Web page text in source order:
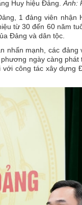
Huy hiệu Đảng.Ảnh:
1 đảng viên nhận
từ 30 đến 60 năm
Đảng và dân tộc.
nhấn mạnh, các đảng
ngày càng
công tác xây dựng